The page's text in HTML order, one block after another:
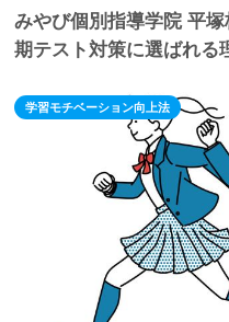
みやび個別指導学院 平
期テスト対策に選ばれる
学習モチベーション向上法